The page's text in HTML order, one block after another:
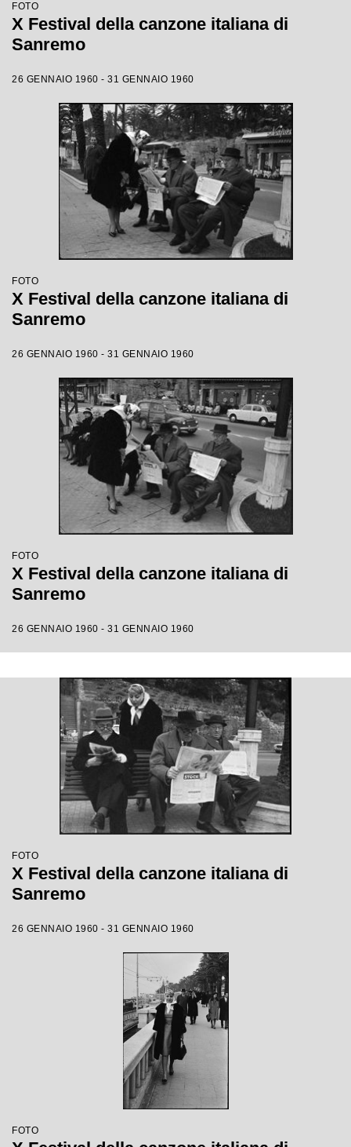
FOTO
X Festival della canzone italiana di
Sanremo
26 GENNAIO 1960 - 31 GENNAIO 1960
FOTO
X Festival della canzone italiana di
Sanremo
26 GENNAIO 1960 - 31 GENNAIO 1960
FOTO
X Festival della canzone italiana di
Sanremo
26 GENNAIO 1960 - 31 GENNAIO 1960
FOTO
X Festival della canzone italiana di
Sanremo
26 GENNAIO 1960 - 31 GENNAIO 1960
FOTO